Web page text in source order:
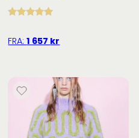
av 5
FRA:1 657 kr